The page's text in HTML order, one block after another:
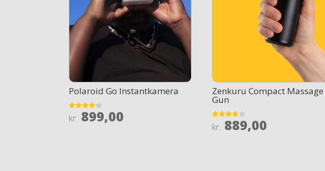
Polaroid Go Instantkamera
Rated
4.1
kr. 899,00
Zenkuru Compact Massage
Gun
Rated
3.9
kr. 889,00